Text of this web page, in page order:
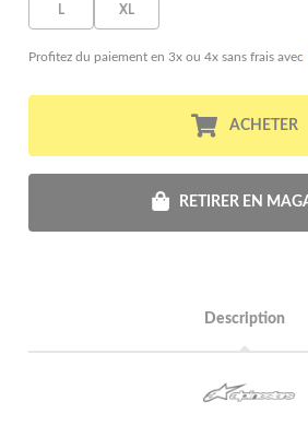
L XL
Profitez du paiement en 3x ou 4x sans frais avec
ACHETER
RETIRER EN
Description